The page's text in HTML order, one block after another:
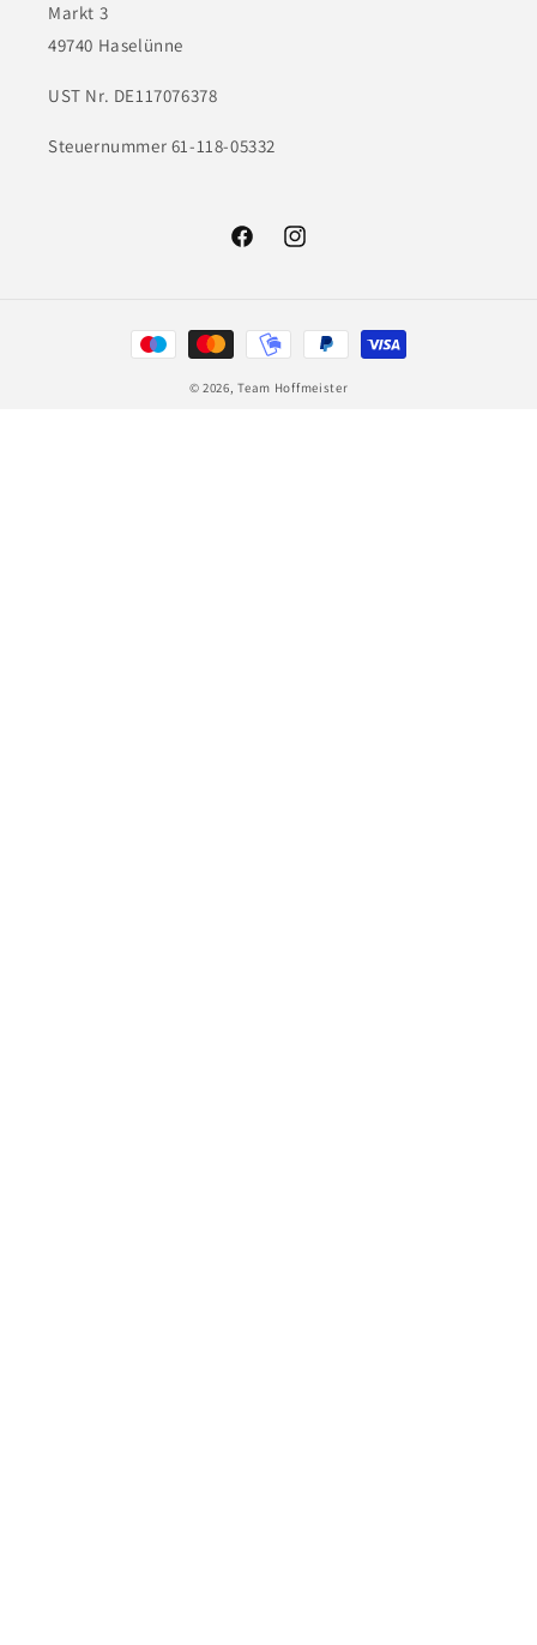
Markt 3
49740 Haselünne
UST Nr. DE117076378
Steuernummer 61-118-05332
FacebookInstagram
Zahlungsmethoden
© 2026,Team Hoffmeister